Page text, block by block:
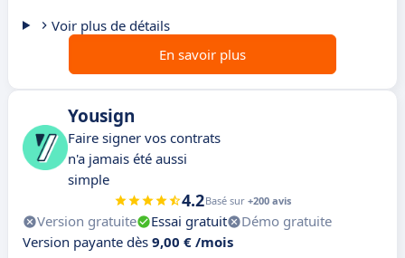
Voir plus de détails
En savoir plus
Yousign
Faire signer vos contrats
n'a jamais été aussi
simple
4.2Basé sur +200 avis
Version gratuite Essai gratuit
Démo gratuite
Version payante dès 9,00 € /mois